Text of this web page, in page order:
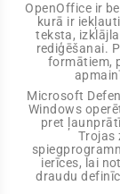
OpenOffice ir
kurā ir
teksta,
rediģēšanai.
formātiem,
Microsoft
Windows
pret
Trojas
ierīces, lai
draudu